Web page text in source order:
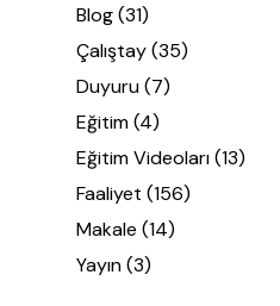
Blog(31)
Çalıştay(35)
Duyuru(7)
Eğitim(4)
Eğitim Videoları(13)
Faaliyet (156)
Makale (14)
Yayın(3)